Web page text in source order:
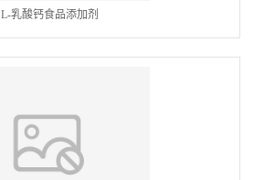
L-乳酸钙食品添加剂